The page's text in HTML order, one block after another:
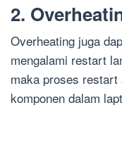
2.
Overheating juga
mengalami restart
maka proses restart
komponen dalam